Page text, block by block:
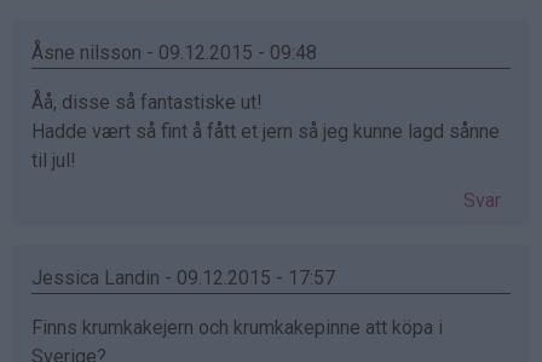
Åsne nilsson - 09.12.2015 - 09:48
Åå, disse så fantastiske ut!
Hadde vært så fint å fått et jern så jeg kunne lagd sånne
til jul!
Svar
Jessica Landin - 09.12.2015 - 17:57
Finns krumkakejern och krumkakepinne att köpa i
Sverige?